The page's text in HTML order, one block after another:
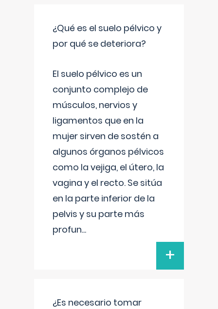
¿Qué es el suelo pélvico y
por qué se deteriora?
El suelo pélvico es un
conjunto complejo de
músculos, nervios y
ligamentos que en la
mujer sirven de sostén a
algunos órganos pélvicos
como la vejiga, el útero, la
vagina y el recto. Se sitúa
en la parte inferior de la
pelvis y su parte más
profun...
+
¿Es necesario tomar